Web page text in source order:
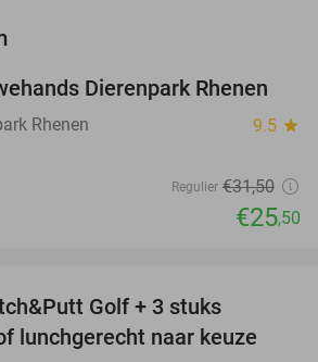
19%
Dierenpark Rhenen
Rhenen 9.5 star
Regulier €31,50
€25,50
Golf + 3 stuks
lunchgerecht naar keuze